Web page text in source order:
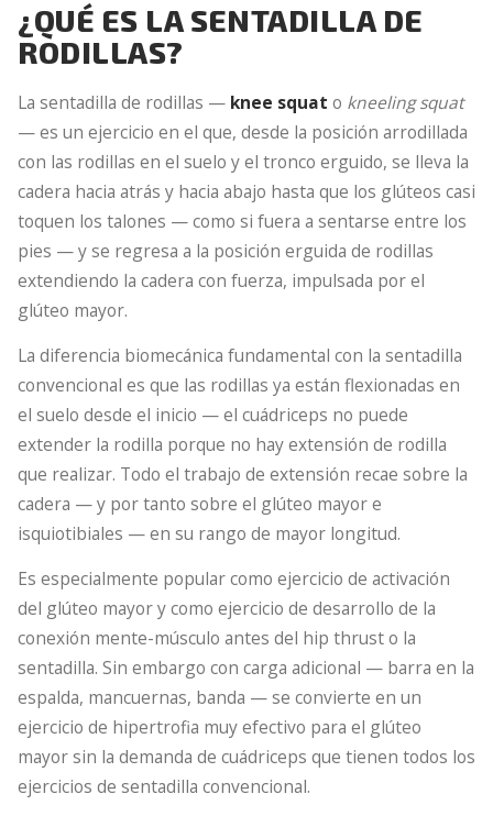
¿QUÉ ES LA SENTADILLA DE
RODILLAS?
La sentadilla de rodillas — knee squat o kneeling squat
— es un ejercicio en el que, desde la posición arrodillada
con las rodillas en el suelo y el tronco erguido, se lleva la
cadera hacia atrás y hacia abajo hasta que los glúteos casi
toquen los talones — como si fuera a sentarse entre los
pies — y se regresa a la posición erguida de rodillas
extendiendo la cadera con fuerza, impulsada por el
glúteo mayor.
La diferencia biomecánica fundamental con la sentadilla
convencional es que las rodillas ya están flexionadas en
el suelo desde el inicio — el cuádriceps no puede
extender la rodilla porque no hay extensión de rodilla
que realizar. Todo el trabajo de extensión recae sobre la
cadera — y por tanto sobre el glúteo mayor e
isquiotibiales — en su rango de mayor longitud.
Es especialmente popular como ejercicio de activación
del glúteo mayor y como ejercicio de desarrollo de la
conexión mente-músculo antes del hip thrust o la
sentadilla. Sin embargo con carga adicional — barra en la
espalda, mancuernas, banda — se convierte en un
ejercicio de hipertrofia muy efectivo para el glúteo
mayor sin la demanda de cuádriceps que tienen todos los
ejercicios de sentadilla convencional.